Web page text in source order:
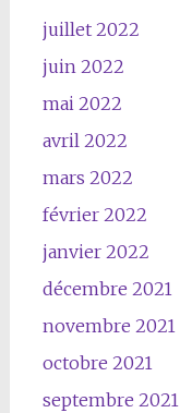
juillet 2022
juin 2022
mai 2022
avril 2022
mars 2022
février 2022
janvier 2022
décembre 2021
novembre 2021
octobre 2021
septembre 2021